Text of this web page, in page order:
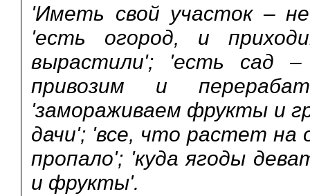
'Иметь свой участок –
'есть огород, и
вырастили'; 'есть сад
привозим и
'замораживаем фрукты и
дачи'; 'все, что растет на
пропало'; 'куда ягоды
и фрукты'.